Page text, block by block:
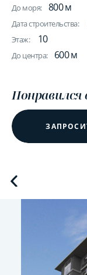
До моря: 800 м
Дата строительства:
Этаж: 10
До центра: 600 м
Понравился